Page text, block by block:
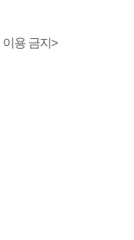
용 금지>